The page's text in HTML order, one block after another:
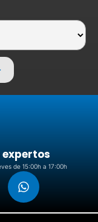
de 15:00h a 17:00h